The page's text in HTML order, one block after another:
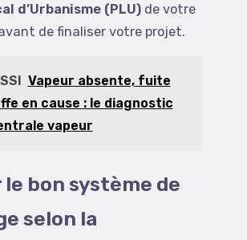
d’Urbanisme (PLU) de votre
de finaliser votre projet.
Vapeur absente, fuite
en cause : le diagnostic
vapeur
le bon système de
selon la